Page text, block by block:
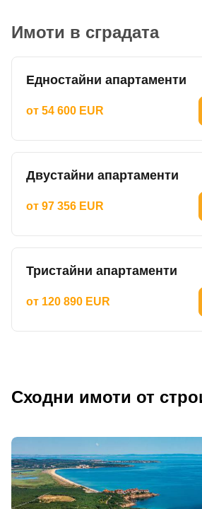
Имоти в сградата
Едностайни апартаменти
от 54 600 EUR
Двустайни апартаменти
от 97 356 EUR
Тристайни апартаменти
от 120 890 EUR
Сходни имоти от